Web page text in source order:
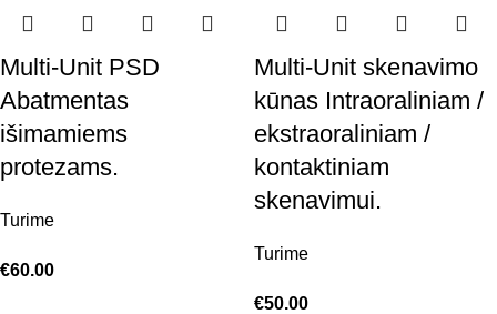
Multi-Unit PSD
Abatmentas
išimamiems
protezams.
Turime
€60.00
Multi-Unit skenavimo
kūnas Intraoraliniam /
ekstraoraliniam /
kontaktiniam
skenavimui.
Turime
€50.00